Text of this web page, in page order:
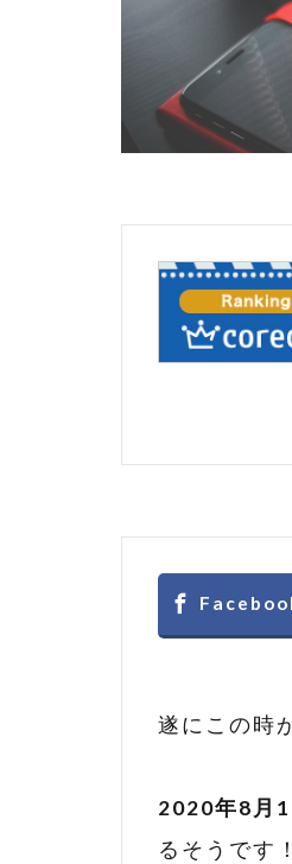
遂にこの時
2020年8月
るそうです